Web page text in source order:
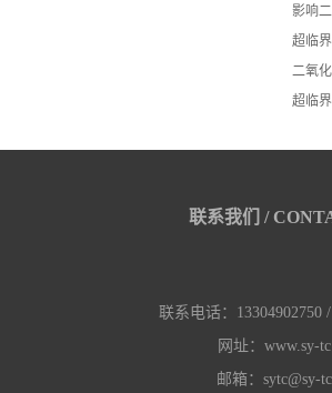
影响
超临
二氧
超临
联系我们 /
联系电话：13304902750
网址：www.sy-
邮箱：sytc@sy-